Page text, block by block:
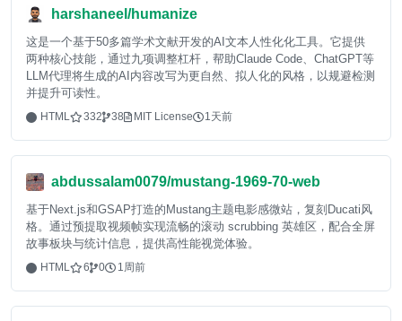
harshaneel/humanize
这是一个基于50多篇学术文献开发的AI文本人性化化工具。它提供
两种核心技能，通过九项调整杠杆，帮助Claude Code、ChatGPT等
LLM代理将生成的AI内容改写为更自然、拟人化的风格，以规避检测
并提升可读性。
HTML 332 38 MIT License 1天前
abdussalam0079/mustang-1969-70-web
基于Next.js和GSAP打造的Mustang主题电影感微站，复刻Ducati风
格。通过预提取视频帧实现流畅的滚动 scrubbing 英雄区，配合全屏
故事板块与统计信息，提供高性能视觉体验。
HTML 6 0 1周前